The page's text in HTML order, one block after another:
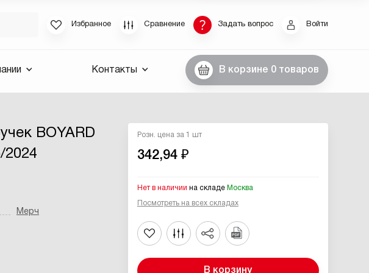
Избранное Сравнение Задать вопрос Войти
Контакты В корзине 0 товаров
BOYARD
2024
Мерч
Розн. цена за 1 шт
342,94 ₽
Нет в наличии на складе Москва
Посмотреть на всех складах
В корзину
Восстановление пароля
Если вы забыли пароль, введите E-Mail. Контрольная строка
для смены пароля, а также ваши регистрационные данные,
будут высланы вам по E-Mail.
Выслать ссылку для восстановления